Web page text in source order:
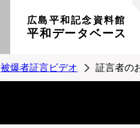
広島平和記念資料館
平和データベース
被爆者証言ビデオ 証言者の